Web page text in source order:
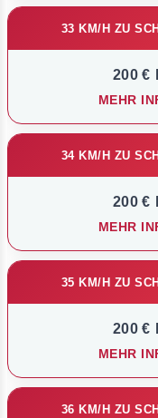
33 KM/H ZU
200 €
MEHR
34 KM/H ZU
200 €
MEHR
35 KM/H ZU
200 €
MEHR
36 KM/H ZU